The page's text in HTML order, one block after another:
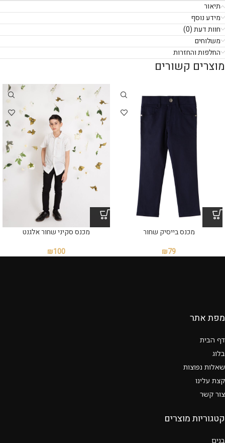
תיאור
מידע נוסף
חוות דעת (0)
משלוחים
החלפות והחזרות
מוצרים קשורים
מכנס בייסיק שחור
₪79
מכנס סקיני שחור אלגנט
₪100
מפת אתר
דף הבית
בלוג
שאלות נפוצות
קצת עלינו
צור קשר
קטגוריות מוצרים
בנים